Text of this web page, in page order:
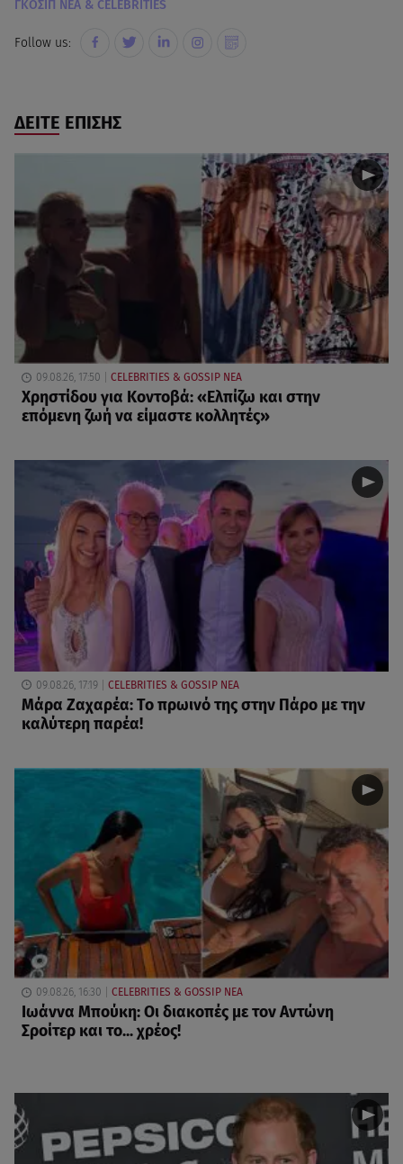
ΓΚΟΣΙΠ ΝΕΑ & CELEBRITIES
Follow us:
ΔΕΙΤΕ ΕΠΙΣΗΣ
09.08.26, 17:50 CELEBRITIES & GOSSIP ΝΕΑ
Χρηστίδου για Κοντοβά: «Ελπίζω και στην
επόμενη ζωή να είμαστε κολλητές»
09.08.26, 17:19 CELEBRITIES & GOSSIP ΝΕΑ
Μάρα Ζαχαρέα: Το πρωινό της στην Πάρο με την
καλύτερη παρέα!
09.08.26, 16:30 CELEBRITIES & GOSSIP ΝΕΑ
Ιωάννα Μπούκη: Οι διακοπές με τον Αντώνη
Σροίτερ και το... χρέος!